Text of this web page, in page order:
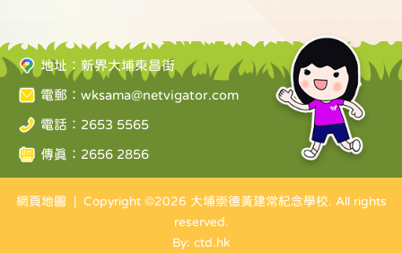
地址：新界大埔東昌街
電郵： wksama@netvigator.com
電話：2653 5565
傳真：2656 2856
網頁地圖 | Copyright ©2026 大埔崇德黃建常紀念學校. All rights
reserved.
By: ctd.hk